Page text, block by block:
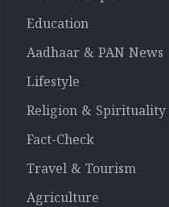
Education
Aadhaar & PAN News
Lifestyle
Religion & Spirituality
Fact-Check
Travel & Tourism
Agriculture